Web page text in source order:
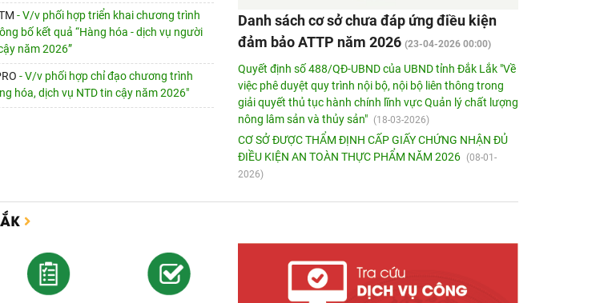
- V/v phối hợp triển khai chương trình
bố kết quả “Hàng hóa - dịch vụ người
năm 2026”
- V/v phối hợp chỉ đạo chương trình
hóa, dịch vụ NTD tin cậy năm 2026"
Danh sách cơ sở chưa đáp ứng điều kiện
đảm bảo ATTP năm 2026 (23-04-2026 00:00)
Quyết định số 488/QĐ-UBND của UBND tỉnh Đắk Lắk "Về
việc phê duyệt quy trình nội bộ, nội bộ liên thông trong
giải quyết thủ tục hành chính lĩnh vực Quản lý chất lượng
nông lâm sản và thủy sản" (18-03-2026)
CƠ SỞ ĐƯỢC THẨM ĐỊNH CẤP GIẤY CHỨNG NHẬN ĐỦ
ĐIỀU KIỆN AN TOÀN THỰC PHẨM NĂM 2026 (08-01-
2026)